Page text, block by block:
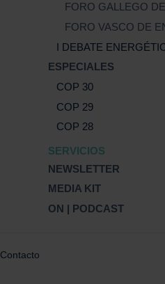
FORO GALLEGO
FORO VASCO DE
I DEBATE
ESPECIALES
COP 30
COP 29
COP 28
SERVICIOS
NEWSLETTER
MEDIA KIT
ON | PODCAST
Contacto